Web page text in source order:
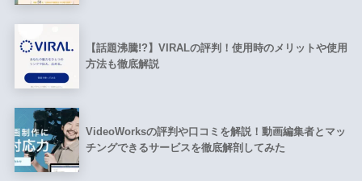
【話題沸騰!?】VIRALの評判！使用時のメリットや使用
方法も徹底解説
VideoWorksの評判や口コミを解説！動画編集者とマッ
チングできるサービスを徹底解剖してみた